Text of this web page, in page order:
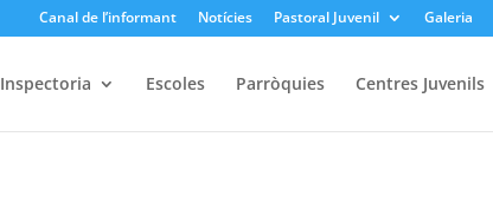
Canal de l’informant Notícies Pastoral Juvenil Galeria
Inspectoria Escoles Parròquies Centres Juvenils